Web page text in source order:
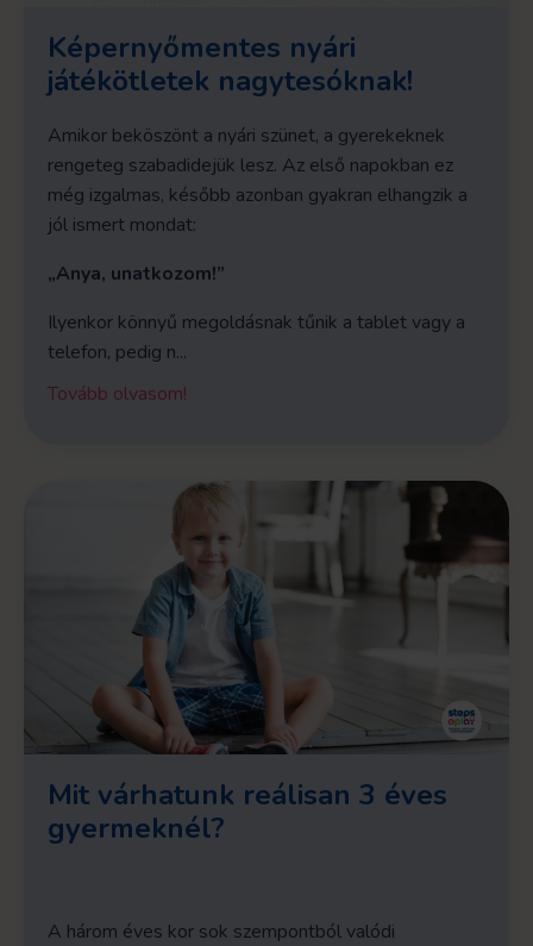
Képernyőmentes nyári
játékötletek nagytesóknak!
Amikor beköszönt a nyári szünet, a gyerekeknek
rengeteg szabadidejük lesz. Az első napokban ez
még izgalmas, később azonban gyakran elhangzik a
jól ismert mondat:
„Anya, unatkozom!”
Ilyenkor könnyű megoldásnak tűnik a tablet vagy a
telefon, pedig n...
Tovább olvasom!
Mit várhatunk reálisan 3 éves
gyermeknél?
A három éves kor sok szempontból valódi